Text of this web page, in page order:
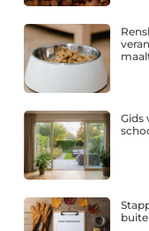
Gids